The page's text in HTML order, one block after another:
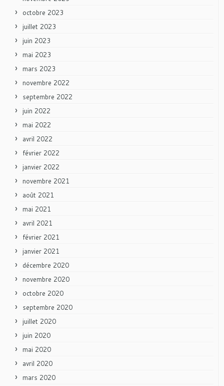
octobre 2023
juillet 2023
juin 2023
mai 2023
mars 2023
novembre 2022
septembre 2022
juin 2022
mai 2022
avril 2022
février 2022
janvier 2022
novembre 2021
août 2021
mai 2021
avril 2021
février 2021
janvier 2021
décembre 2020
novembre 2020
octobre 2020
septembre 2020
juillet 2020
juin 2020
mai 2020
avril 2020
mars 2020